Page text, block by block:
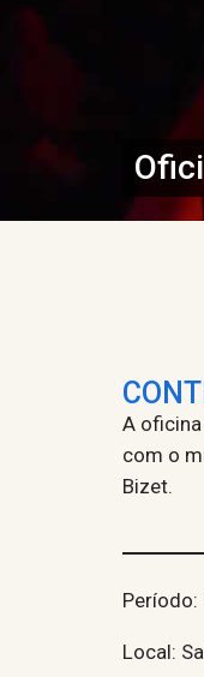
A
com o
Bizet.
Período:
Local: